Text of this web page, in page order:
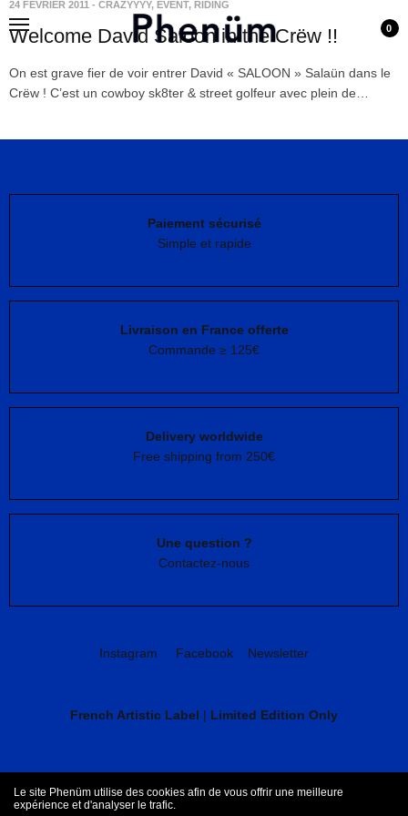
0
24 FÉVRIER 2011 - CRAZYYYY, EVENT, RIDING
Welcome David Saloon in the Crëw !!
On est grave fier de voir entrer David « SALOON » Salaün dans le
Crëw ! C’est un cowboy sk8ter & street golfeur avec plein de…
Paiement sécurisé
Simple et rapide
Livraison en France offerte
Commande ≥ 125€
Delivery worldwide
Free shipping from 250€
Une question ?
Contactez-nous
Instagram Facebook Newsletter
French Artistic Label | Limited Edition Only
CGV Mentions légales
Le site Phenüm utilise des cookies afin de vous offrir une meilleure
expérience et d'analyser le trafic.